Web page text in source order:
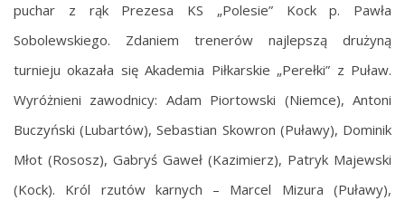
puchar z rąk Prezesa KS „Polesie” Kock p. Pawła
Sobolewskiego. Zdaniem trenerów najlepszą drużyną
turnieju okazała się Akademia Piłkarskie „Perełki” z Puław.
Wyróżnieni zawodnicy: Adam Piortowski (Niemce), Antoni
Buczyński (Lubartów), Sebastian Skowron (Puławy), Dominik
Młot (Rososz), Gabryś Gaweł (Kazimierz), Patryk Majewski
(Kock). Król rzutów karnych – Marcel Mizura (Puławy),